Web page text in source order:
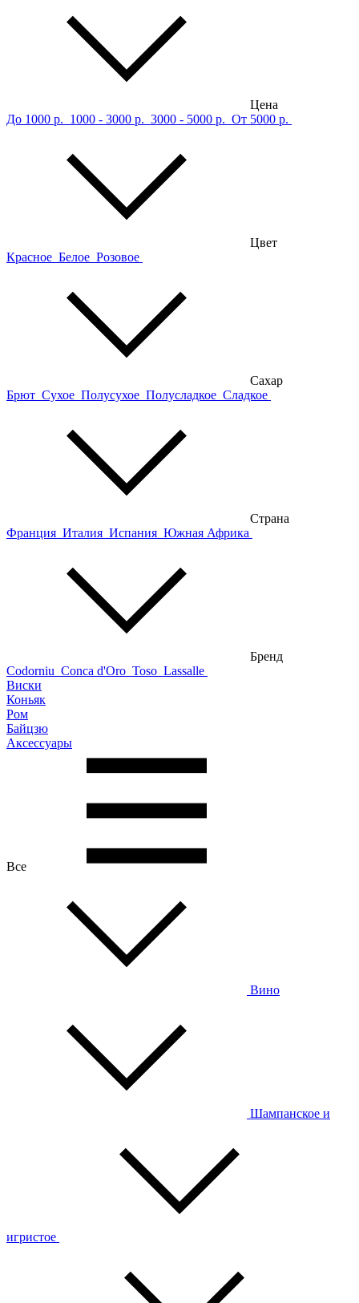
Цена
До 1000 р. 1000 - 3000 р. 3000 - 5000 р. От 5000 р.
Цвет
Красное Белое Розовое
Сахар
Брют Сухое Полусухое Полусладкое Сладкое
Страна
Франция Италия Испания Южная Африка
Бренд
Codorniu Conca d'Oro Toso Lassalle
Виски
Коньяк
Ром
Байцзю
Аксессуары
Все
Вино
Шампанское и
игристое